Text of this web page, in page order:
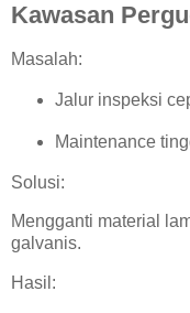
Kawasan
Masalah:
Jalur inspeksi
Maintenance
Solusi:
Mengganti material
galvanis.
Hasil: